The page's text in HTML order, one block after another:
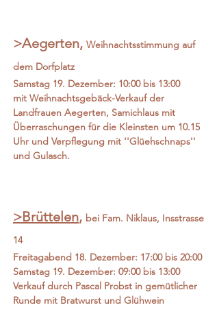
>Aegerten, Weihnachtsstimmung auf
dem Dorfplatz
Samstag 19. Dezember: 10:00 bis 13:00
mit Weihnachtsgebäck-Verkauf der
Landfrauen Aegerten, Samichlaus mit
Überraschungen für die Kleinsten um 10.15
Uhr und Verpflegung mit ''Glüehschnaps''
und Gulasch.
>Brüttelen, bei Fam. Niklaus, Insstrasse
14
Freitagabend 18. Dezember: 17:00 bis 20:00
Samstag 19. Dezember: 09:00 bis 13:00
Verkauf durch Pascal Probst in gemütlicher
Runde mit Bratwurst und Glühwein